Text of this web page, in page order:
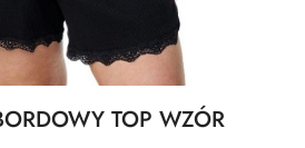
TOP WZÓR